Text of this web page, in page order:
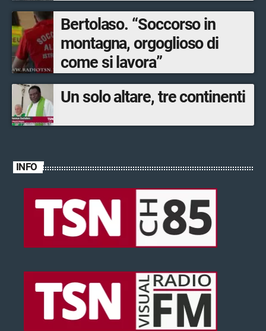
Bertolaso. “Soccorso in
montagna, orgoglioso di
come si lavora”
Un solo altare, tre continenti
INFO